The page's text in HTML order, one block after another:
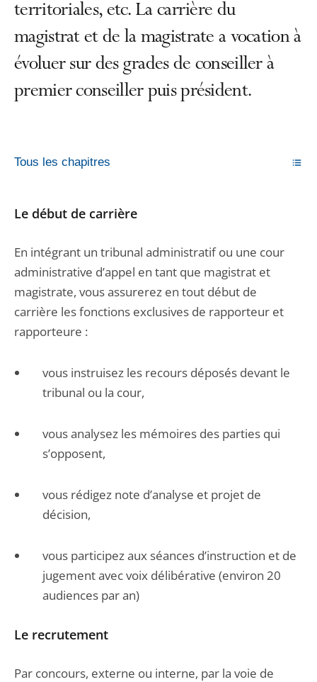
territoriales, etc. La carrière du
magistrat et de la magistrate a vocation à
évoluer sur des grades de conseiller à
premier conseiller puis président.
Tous les chapitres
Le début de carrière
En intégrant un tribunal administratif ou une cour
administrative d’appel en tant que magistrat et
magistrate, vous assurerez en tout début de
carrière les fonctions exclusives de rapporteur et
rapporteure :
vous instruisez les recours déposés devant le
tribunal ou la cour,
vous analysez les mémoires des parties qui
s’opposent,
vous rédigez note d’analyse et projet de
décision,
vous participez aux séances d’instruction et de
jugement avec voix délibérative (environ 20
audiences par an)
Le recrutement
Par concours, externe ou interne, par la voie de